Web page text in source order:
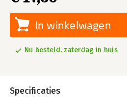
In winkelwagen
Nu besteld, zaterdag in huis
Specificaties